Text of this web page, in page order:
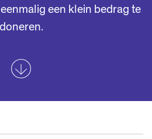
een klein bedrag te
doneren.